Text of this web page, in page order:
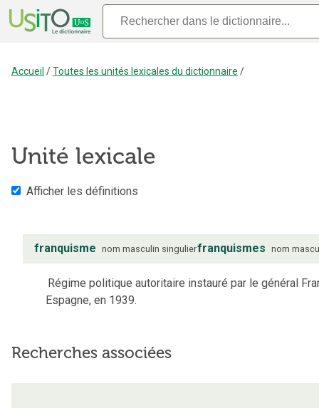
Accueil /Toutes les unités lexicales du dictionnaire /
Unité lexicale
Afficher les définitions
franquisme nom masculin singulierfranquismes nom
Régime politique autoritaire instauré par le général
Espagne, en 1939.
Recherches associées